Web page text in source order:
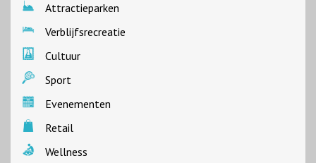
Attractieparken
Verblijfsrecreatie
Cultuur
Sport
Evenementen
Retail
Wellness